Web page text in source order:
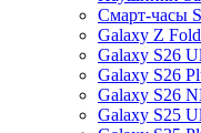
Смарт-часы
Galaxy Z
Galaxy S26
Galaxy S26
Galaxy S26
Galaxy S25